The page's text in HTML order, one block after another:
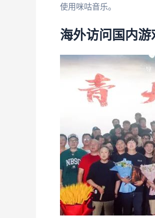
使用咪咕音乐。
海外访问国内